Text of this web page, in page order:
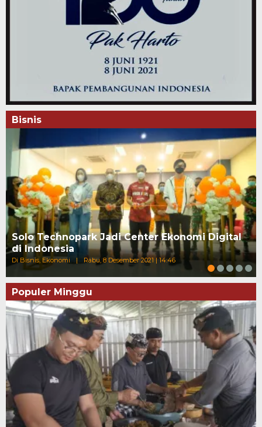
Bisnis
Solo Technopark Jadi Center Ekonomi Digital
di Indonesia
Di Bisnis, Ekonomi | Rabu, 8 Desember 2021 | 14:46
Populer Minggu